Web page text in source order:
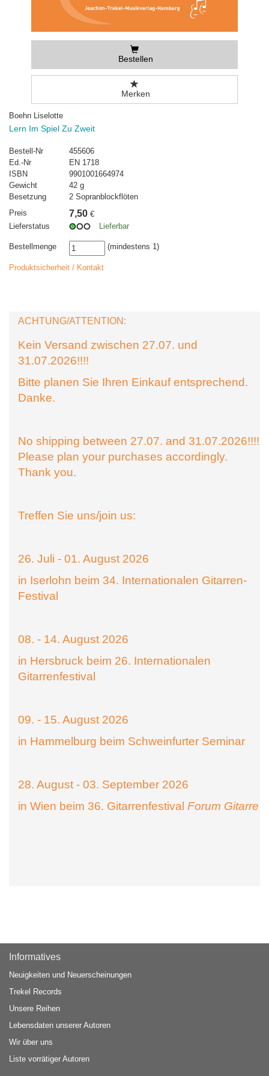
Bestellen
Merken
Boehn Liselotte
Lern Im Spiel Zu Zweit
Bestell-Nr
455606
Ed.-Nr
EN 1718
ISBN
9901001664974
Gewicht
42 g
Besetzung
2 Sopranblockflöten
Preis
7,50 €
Lieferstatus
Lieferbar
Bestellmenge (mindestens 1)
Produktsicherheit / Kontakt
ACHTUNG/ATTENTION:
Kein Versand zwischen 27.07. und
31.07.2026!!!!
Bitte planen Sie Ihren Einkauf entsprechend.
Danke.
No shipping between 27.07. and 31.07.2026!!!!
Please plan your purchases accordingly.
Thank you.
Treffen Sie uns/join us:
26. Juli - 01. August 2026
in Iserlohn beim 34. Internationalen Gitarren-
Festival
08. - 14. August 2026
in Hersbruck beim 26. Internationalen
Gitarrenfestival
09. - 15. August 2026
in Hammelburg beim Schweinfurter Seminar
28. August - 03. September 2026
in Wien beim 36. Gitarrenfestival Forum Gitarre
Informatives
Neuigkeiten und Neuerscheinungen
Trekel Records
Unsere Reihen
Lebensdaten unserer Autoren
Wir über uns
Liste vorrätiger Autoren